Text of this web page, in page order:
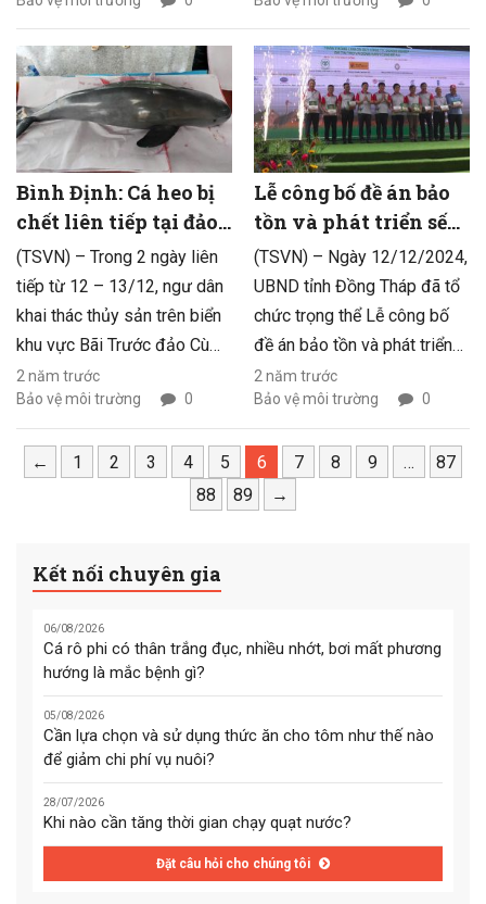
trở thành đòn bẩy, công cụ
hiệu quả giúp chính quyền và
nhân dân các địa phương thể
hiện được vai trò, trách
nhiệm của mình trong công
tác bảo vệ và phát triển
nguồn lợi thủy sản. Đến nay,
phong trào đã lan tỏa sâu
rộng đến 31 xã, phường ven
biển, đầm trong tỉnh, nhận
thức của người dân có nhiều
chuyển biến rõ rệt.
nâng cao năng lực ứng phó
thiên tai cho hàng chục ngàn
người dân tại 7 tỉnh ven biển
dễ bị tổn thương.
Bình Định: Cá heo bị
chết liên tiếp tại đảo
Cù Lao Xanh
(TSVN) – Trong 2 ngày liên
tiếp từ 12 – 13/12, ngư dân
khai thác thủy sản trên biển
khu vực Bãi Trước đảo Cù
Lao Xanh (xã Nhơn Châu, TP
Quy Nhơn, Bình Định), phát
hiện hai con cá heo đã chết,
trong đó có con bị quấn lưới
3 màng của ngư dân, trên cổ
không có vết thương.
2 năm trước
Bảo vệ môi trường
0
Lễ công bố đề án bảo
tồn và phát triển sếu
đầu đỏ tại Vườn Quốc
gia Tràm Chim giai
đoạn 2022 – 2032
(TSVN) – Ngày 12/12/2024,
UBND tỉnh Đồng Tháp đã tổ
chức trọng thể Lễ công bố
đề án bảo tồn và phát triển
sếu đầu đỏ tại Vườn Quốc
gia Tràm Chim, giai đoạn
2022 – 2032.
2 năm trước
Bảo vệ môi trường
0
← 1 2 3 4 5 6 7 8 9 …
87
88
89 →
Kết nối chuyên gia
06/08/2026
Cá rô phi có thân trắng đục, nhiều nhớt, bơi mất phương
hướng là mắc bệnh gì?
05/08/2026
Cần lựa chọn và sử dụng thức ăn cho tôm như thế nào
để giảm chi phí vụ nuôi?
28/07/2026
Khi nào cần tăng thời gian chạy quạt nước?
Đặt câu hỏi cho chúng tôi